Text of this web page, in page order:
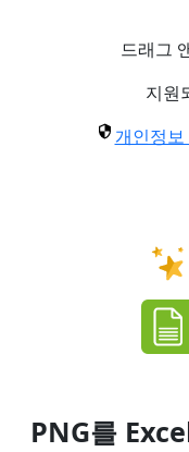
드래그
지원
개인정
PNG를